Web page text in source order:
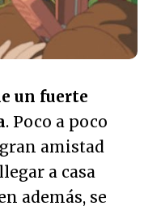
un fuerte
. Poco a poco
amistad
a casa
además, se